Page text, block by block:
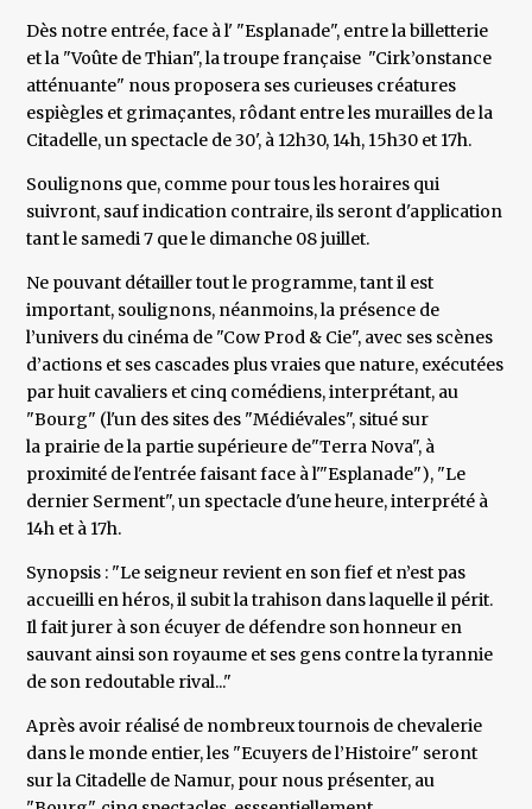
Dès notre entrée, face à l' "Esplanade", entre la billetterie
et la "Voûte de Thian", la troupe française "Cirk’onstance
atténuante" nous proposera ses curieuses créatures
espiègles et grimaçantes, rôdant entre les murailles de la
Citadelle, un spectacle de 30', à 12h30, 14h, 15h30 et 17h.
Soulignons que, comme pour tous les horaires qui
suivront, sauf indication contraire, ils seront d'application
tant le samedi 7 que le dimanche 08 juillet.
Ne pouvant détailler tout le programme, tant il est
important, soulignons, néanmoins, la présence de
l’univers du cinéma de "Cow Prod & Cie", avec ses scènes
d’actions et ses cascades plus vraies que nature, exécutées
par huit cavaliers et cinq comédiens, interprétant, au
"Bourg" (l'un des sites des "Médiévales", situé sur
la prairie de la partie supérieure de"Terra Nova", à
proximité de l'entrée faisant face à l'"Esplanade"), "Le
dernier Serment", un spectacle d'une heure, interprété à
14h et à 17h.
Synopsis : "Le seigneur revient en son fief et n’est pas
accueilli en héros, il subit la trahison dans laquelle il périt.
Il fait jurer à son écuyer de défendre son honneur en
sauvant ainsi son royaume et ses gens contre la tyrannie
de son redoutable rival..."
Après avoir réalisé de nombreux tournois de chevalerie
dans le monde entier, les "Ecuyers de l’Histoire" seront
sur la Citadelle de Namur, pour nous présenter, au